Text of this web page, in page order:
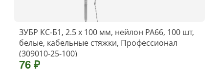
ЗУБР КС-Б1, 2.5 x 100 мм, нейлон РА66, 100 шт,
белые, кабельные стяжки, Профессионал
(309010-25-100)
76 ₽